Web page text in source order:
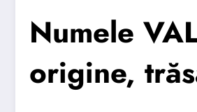
Numele
origine,